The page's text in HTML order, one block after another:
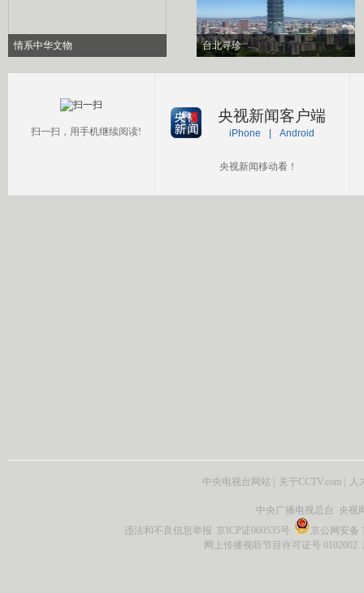
情系中华文物 台北寻珍
扫一扫，用手机继续阅读!
央视新闻客户端
iPhone Android
央视新闻移动看！
中央电视台网站 | 关于CCTV.com | 人
中央广播电视总台 央视
违法和不良信息举报 京ICP证060535号
京公网安备
网上传播视听节目许可证号 0102002